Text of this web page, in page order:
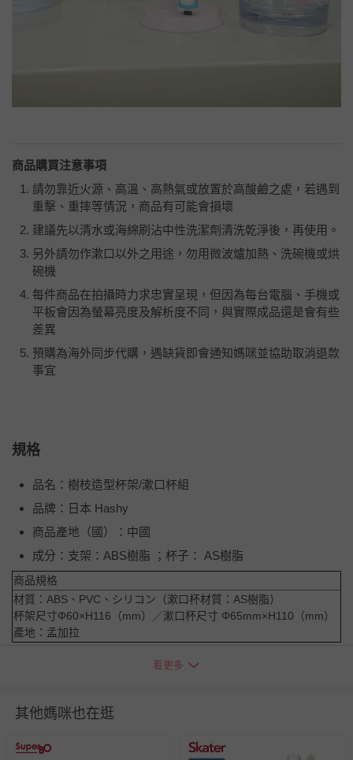
商品購買注意事項
請勿靠近火源、高溫、高熱氣或放置於高酸鹼之處，若遇到
重擊、重摔等情況，商品有可能會損壞
建議先以清水或海綿刷沾中性洗潔劑清洗乾淨後，再使用。
另外請勿作漱口以外之用途，勿用微波爐加熱、洗碗機或烘
碗機
每件商品在拍攝時力求忠實呈現，但因為每台電腦、手機或
平板會因為螢幕亮度及解析度不同，與實際成品還是會有些
差異
預購為海外同步代購，遇缺貨即會通知媽咪並協助取消退款
事宜
規格
品名：樹枝造型杯架/漱口杯組
品牌：日本 Hashy
商品產地（國）：中國
成分：支架：ABS樹脂 ；杯子： AS樹脂
商品規格
材質：ABS、PVC、シリコン（漱口杯材質：AS樹脂）
杯架尺寸Φ60×H116（mm）／漱口杯尺寸 Φ65mm×H110（mm）
產地：孟加拉
您所購買的商品享有7天的鑑賞期／猶豫期權益，但此期間
並非試用期，您所退回的商品必須是未經使用的全新狀態，
看更多
其他媽咪也在逛